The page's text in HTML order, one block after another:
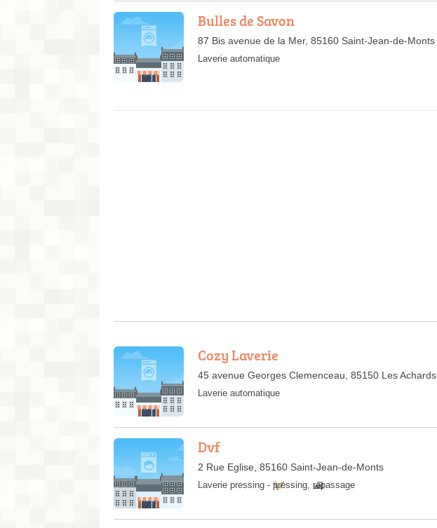
Bulles de Savon
87 Bis avenue de la Mer, 85160 Saint-Jean-de-Monts
Laverie automatique
Cozy Laverie
45 avenue Georges Clemenceau, 85150 Les Achards
Laverie automatique
Dvf
2 Rue Eglise, 85160 Saint-Jean-de-Monts
Laverie pressing - pressing, repassage